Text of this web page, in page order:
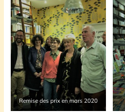
Remise des prix en mars 2020